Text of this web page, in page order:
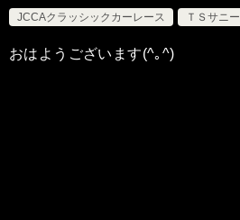
JCCAクラッシックカーレース
ＴＳサニー
おはようございます(^｡^)